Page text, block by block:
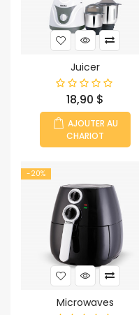
Juicer
Prix
18,90 $
AJOUTER AU
CHARIOT
-20%
Microwaves